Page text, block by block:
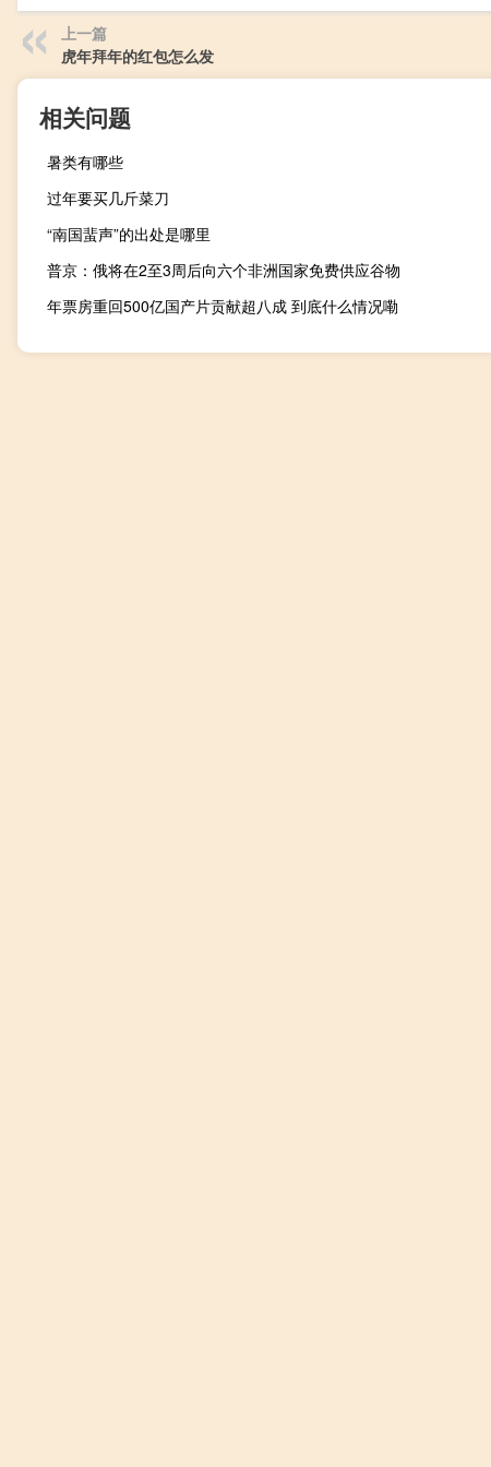
上一篇
虎年拜年的红包怎么发
相关问题
暑类有哪些
过年要买几斤菜刀
“南国蜚声”的出处是哪里
普京：俄将在2至3周后向六个非洲国家免费供应谷物
年票房重回500亿国产片贡献超八成 到底什么情况嘞